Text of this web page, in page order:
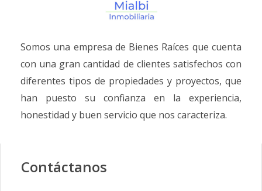
Somos una empresa de Bienes Raíces que cuenta
con una gran cantidad de clientes satisfechos con
diferentes tipos de propiedades y proyectos, que
han puesto su confianza en la experiencia,
honestidad y buen servicio que nos caracteriza.
Contáctanos